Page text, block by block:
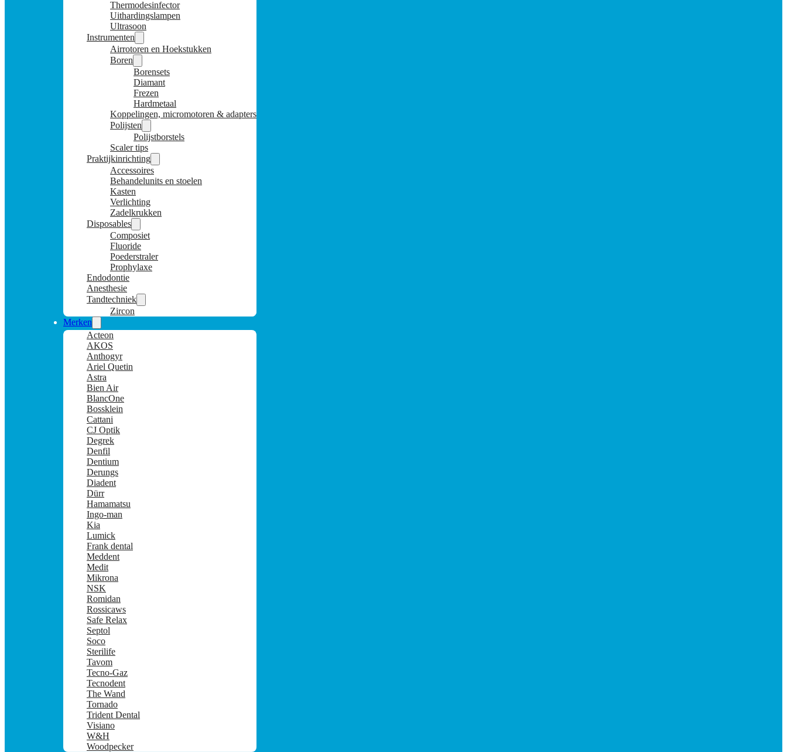
Thermodesinfector
Uithardingslampen
Ultrasoon
Instrumenten
Airrotoren en Hoekstukken
Boren
Borensets
Diamant
Frezen
Hardmetaal
Koppelingen, micromotoren & adapters
Polijsten
Polijstborstels
Scaler tips
Praktijkinrichting
Accessoires
Behandelunits en stoelen
Kasten
Verlichting
Zadelkrukken
Disposables
Composiet
Fluoride
Poederstraler
Prophylaxe
Endodontie
Anesthesie
Tandtechniek
Zircon
Merken
Acteon
AKOS
Anthogyr
Ariel Quetin
Astra
Bien Air
BlancOne
Bossklein
Cattani
CJ Optik
Degrek
Denfil
Dentium
Derungs
Diadent
Dürr
Hamamatsu
Ingo-man
Kia
Lumick
Frank dental
Meddent
Medit
Mikrona
NSK
Romidan
Rossicaws
Safe Relax
Septol
Soco
Sterilife
Tavom
Tecno-Gaz
Tecnodent
The Wand
Tornado
Trident Dental
Visiano
W&H
Woodpecker